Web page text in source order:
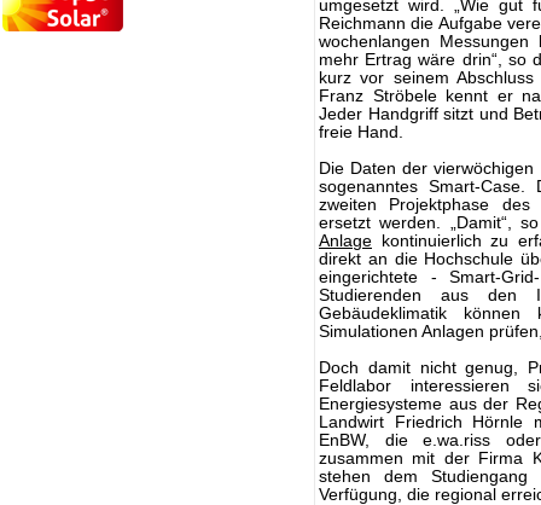
umgesetzt wird. „Wie gut
Reichmann die Aufgabe
wochenlangen
mehr Ertrag wäre drin“, so
kurz vor seinem
Franz Ströbele kennt er
Jeder Handgriff sitzt und
freie Hand.
Die Daten der
sogenanntes Smart-
zweiten Projektphase
ersetzt werden. „Damit“,
Anlage kontinuierlich zu
direkt an die Hochschule
eingerichtete - Smart-
Studierenden aus den
Gebäudeklimatik
Simulationen Anlagen
Doch damit nicht genug,
Feldlabor interessieren
Energiesysteme aus der
Landwirt Friedrich Hörnle
EnBW, die e.wa.riss
zusammen mit der Firma
stehen dem Studiengang
Verfügung, die regional